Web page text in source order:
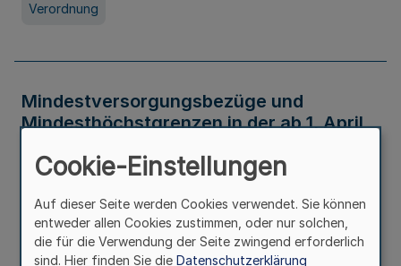
Verordnung
Mindestversorgungsbezüge und
Mindesthöchstgrenzen in der ab 1. April
Verwaltungsvorschrift
Cookie-Einstellungen
Auf dieser Seite werden Cookies verwendet. Sie können
entweder allen Cookies zustimmen, oder nur solchen,
die für die Verwendung der Seite zwingend erforderlich
sind. Hier finden Sie die Datenschutzerklärung